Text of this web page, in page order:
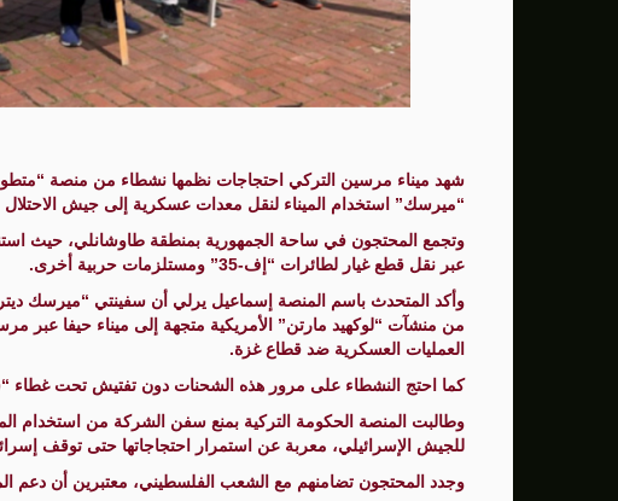
الدفاع الروسية تعلن تنفيذ ضربات دقيقة على
سي إن إن: كبار قادة الجيش الأمريكي يبحثون
الصحة: ارتفاع ضحايا الحرب العدوانية على قطاع غزة إلى
شهد ميناء مرسين التركي احتجاجات نظمها نشطاء من منصة
“ميرسك” استخدام الميناء لنقل معدات عسكرية إلى جيش الاحتلال
وتجمع المحتجون في ساحة الجمهورية بمنطقة طاوشانلي، حيث
عبر نقل قطع غيار لطائرات “إف-35” ومستلزمات حربية أخرى.
وأكد المتحدث باسم المنصة إسماعيل يرلي أن سفينتي “ميرسك
من منشآت “لوكهيد مارتن” الأمريكية متجهة إلى ميناء حيفا عبر
العمليات العسكرية ضد قطاع غزة.
كما احتج النشطاء على مرور هذه الشحنات دون تفتيش تحت غطاء
وطالبت المنصة الحكومة التركية بمنع سفن الشركة من استخدام
للجيش الإسرائيلي، معربة عن استمرار احتجاجاتها حتى توقف
وجدد المحتجون تضامنهم مع الشعب الفلسطيني، معتبرين أن دعم